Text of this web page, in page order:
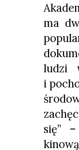
ma
ludzi
i
się”